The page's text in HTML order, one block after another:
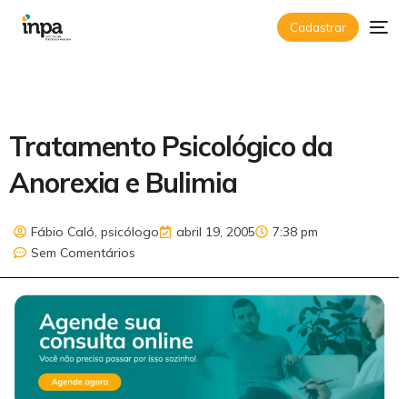
Cadastrar
Tratamento Psicológico da
Anorexia e Bulimia
Fábio Caló, psicólogo abril 19, 2005
7:38 pm
Sem Comentários